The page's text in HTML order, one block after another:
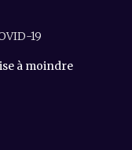
19
à moindre